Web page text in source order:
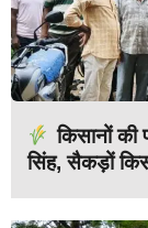
किसानों
सिंह, सैकड़ों